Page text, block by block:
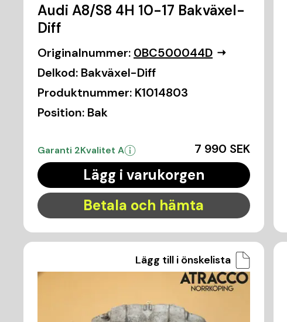
Audi A8/S8 4H 10-17 Bakväxel-
Diff
Originalnummer: 0BC500044D
Delkod: Bakväxel-Diff
Produktnummer: K1014803
Position: Bak
Garanti 2Kvalitet A 7 990 SEK
Lägg i varukorgen
Betala och hämta
Lägg till i önskelista